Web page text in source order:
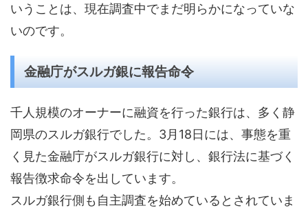
いうことは、現在調査中でまだ明らかになっていな
いのです。
金融庁がスルガ銀に報告命令
千人規模のオーナーに融資を行った銀行は、多く静
岡県のスルガ銀行でした。3月18日には、事態を重
く見た金融庁がスルガ銀行に対し、銀行法に基づく
報告徴求命令を出しています。
スルガ銀行側も自主調査を始めているとされていま